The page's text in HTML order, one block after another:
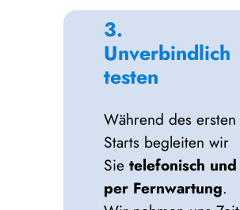
3.
Unverbindlich
testen
Während des ersten
Starts begleiten wir
Sietelefonisch und
per Fernwartung.